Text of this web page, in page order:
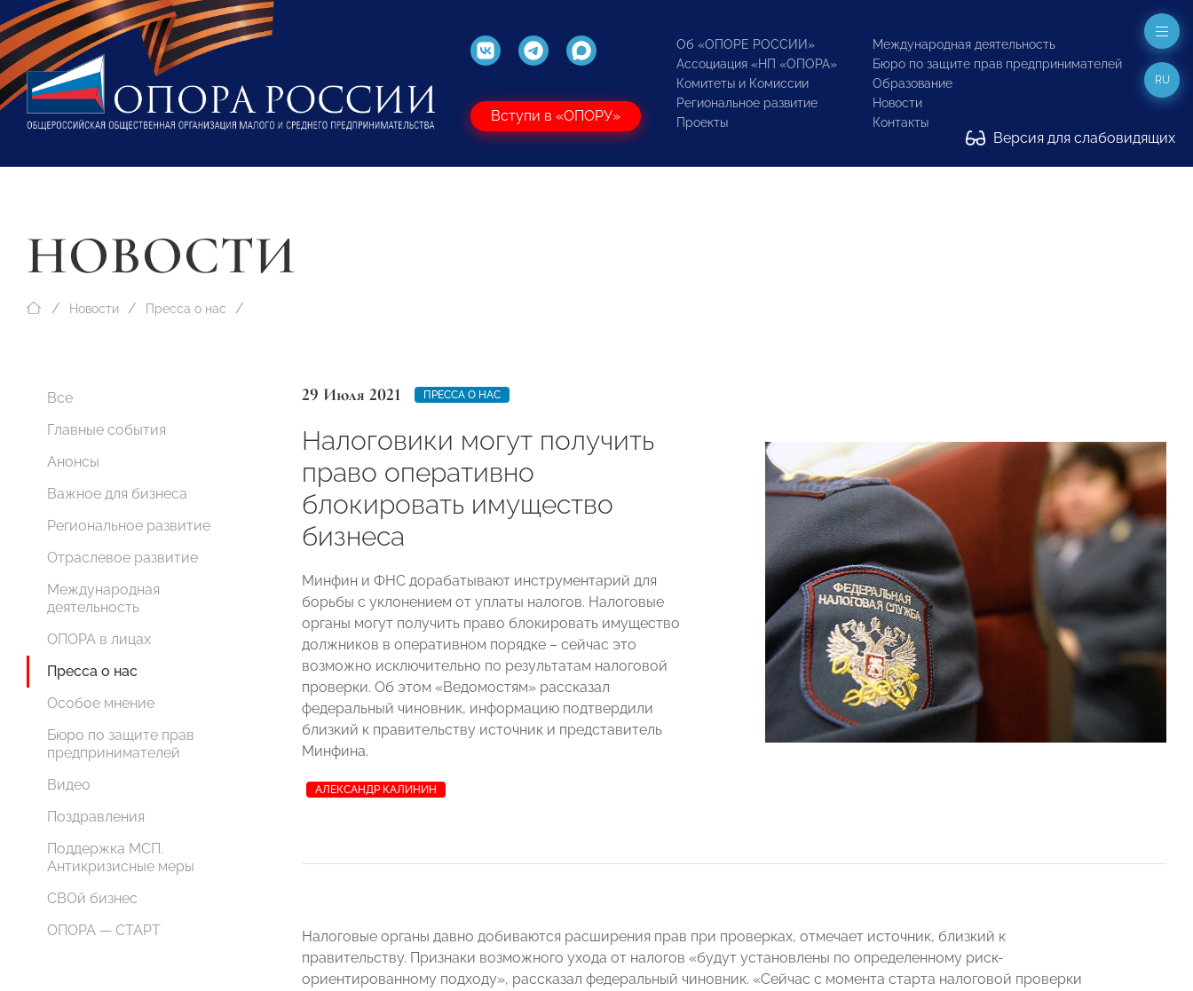
Вступи в «ОПОРУ»
Об «ОПОРЕ РОССИИ»
Ассоциация «НП «ОПОРА»
Комитеты и Комиссии
Региональное развитие
Проекты
Международная деятельность
Бюро по защите прав предпринимателей
Образование
Новости
Контакты
Версия для слабовидящих
RU
НОВОСТИ
Новости Пресса о нас
Все
Главные события
Анонсы
Важное для бизнеса
Региональное развитие
Отраслевое развитие
Международная
деятельность
ОПОРА в лицах
Пресса о нас
Особое мнение
Бюро по защите прав
предпринимателей
Видео
Поздравления
Поддержка МСП.
Антикризисные меры
СВОй бизнес
ОПОРА — СТАРТ
29 Июля 2021 ПРЕССА О НАС
Налоговики могут получить
право оперативно
блокировать имущество
бизнеса
Минфин и ФНС дорабатывают инструментарий для
борьбы с уклонением от уплаты налогов. Налоговые
органы могут получить право блокировать имущество
должников в оперативном порядке – сейчас это
возможно исключительно по результатам налоговой
проверки. Об этом «Ведомостям» рассказал
федеральный чиновник, информацию подтвердили
близкий к правительству источник и представитель
Минфина.
АЛЕКСАНДР КАЛИНИН
Налоговые органы давно добиваются расширения прав при проверках, отмечает источник, близкий к
правительству. Признаки возможного ухода от налогов «будут установлены по определенному риск-
ориентированному подходу», рассказал федеральный чиновник. «Сейчас с момента старта налоговой проверки